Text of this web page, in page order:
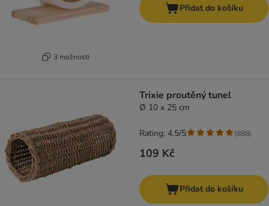
3 možností
Přidat do košíku
Trixie proutěný tunel
Ø 10 x 25 cm
109 Kč
Rating: 4.5/5 (888)
Přidat do košíku